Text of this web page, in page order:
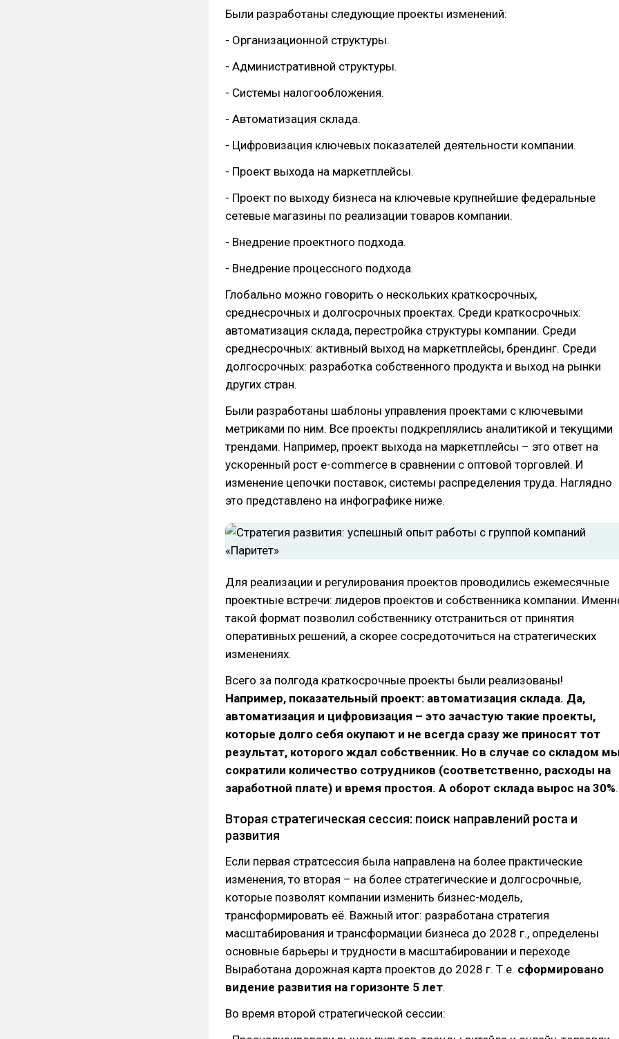
Были разработаны следующие проекты изменений:
- Организационной структуры.
- Административной структуры.
- Системы налогообложения.
- Автоматизация склада.
- Цифровизация ключевых показателей деятельности компании.
- Проект выхода на маркетплейсы.
- Проект по выходу бизнеса на ключевые крупнейшие федеральные
сетевые магазины по реализации товаров компании.
- Внедрение проектного подхода.
- Внедрение процессного подхода.
Глобально можно говорить о нескольких краткосрочных,
среднесрочных и долгосрочных проектах. Среди краткосрочных:
автоматизация склада, перестройка структуры компании. Среди
среднесрочных: активный выход на маркетплейсы, брендинг. Среди
долгосрочных: разработка собственного продукта и выход на рынки
других стран.
Были разработаны шаблоны управления проектами с ключевыми
метриками по ним. Все проекты подкреплялись аналитикой и текущими
трендами. Например, проект выхода на маркетплейсы – это ответ на
ускоренный рост e-commerce в сравнении с оптовой торговлей. И
изменение цепочки поставок, системы распределения труда. Наглядно
это представлено на инфографике ниже.
Для реализации и регулирования проектов проводились ежемесячные
проектные встречи: лидеров проектов и собственника компании.
такой формат позволил собственнику отстраниться от принятия
оперативных решений, а скорее сосредоточиться на стратегических
изменениях.
Всего за полгода краткосрочные проекты были реализованы!
Например, показательный проект: автоматизация склада. Да,
автоматизация и цифровизация – это зачастую такие проекты,
которые долго себя окупают и не всегда сразу же приносят тот
результат, которого ждал собственник. Но в случае со складом
сократили количество сотрудников (соответственно, расходы на
заработной плате) и время простоя. А оборот склада вырос на 30%.
Вторая стратегическая сессия: поиск направлений роста и
развития
Если первая стратсессия была направлена на более практические
изменения, то вторая – на более стратегические и долгосрочные,
которые позволят компании изменить бизнес-модель,
трансформировать её. Важный итог: разработана стратегия
масштабирования и трансформации бизнеса до 2028 г., определены
основные барьеры и трудности в масштабировании и переходе.
Выработана дорожная карта проектов до 2028 г. Т.е. сформировано
видение развития на горизонте 5 лет.
Во время второй стратегической сессии: